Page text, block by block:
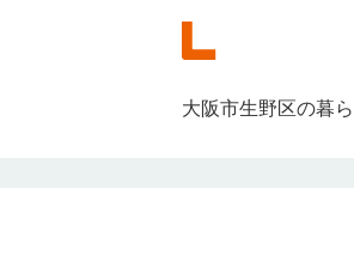
大阪市生野区の暮